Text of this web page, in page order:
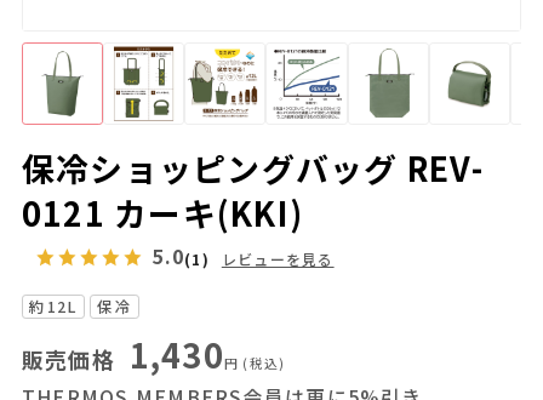
保冷ショッピングバッグ REV-
0121 カーキ(KKI)
5.0(1) レビューを見る
約12L 保冷
販売価格 1,430円 (税込)